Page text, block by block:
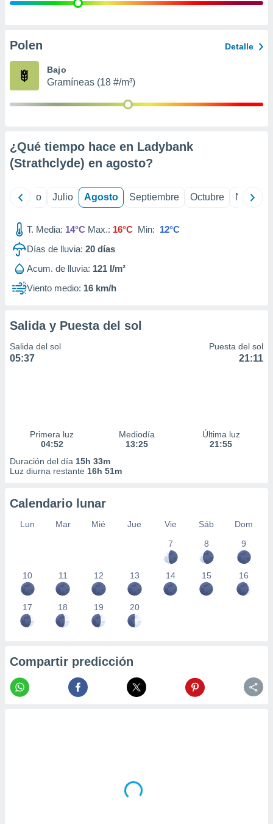
e
publicidad
Polen Detalle
Bajo
Gramíneas (18 #/m³)
¿Qué tiempo hace en Ladybank
(Strathclyde) en agosto?
Junio Julio Agosto Septiembre Octubre
T. Media: 14°C Max.: 16°C Min: 12°C
Días de lluvia: 20 días
Acum. de lluvia: 121 l/m²
Viento medio: 16 km/h
Salida y Puesta del sol
Salida del sol
05:37
Puesta del sol
21:11
Primera luz
04:52
Mediodía
13:25
Última luz
21:55
Duración del día 15h 33m
Luz diurna restante 16h 51m
Calendario lunar
Lun Mar Mié Jue Vie Sáb
Dom
7
8 9
10 11 12 13 14 15 16
17 18 19 20
Compartir predicción